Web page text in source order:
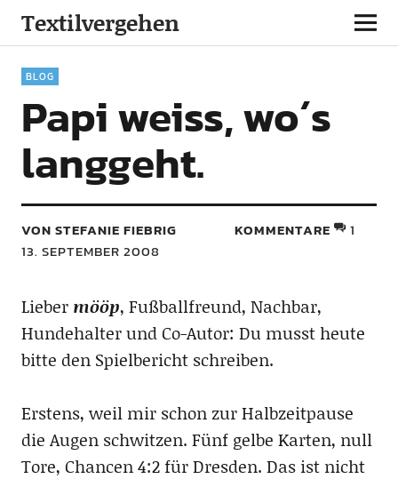
Textilvergehen
BLOG
Papi weiss, wo´s
langgeht.
VON STEFANIE FIEBRIG
13. SEPTEMBER 2008
KOMMENTARE 1
Lieber mööp, Fußballfreund, Nachbar,
Hundehalter und Co-Autor: Du musst heute
bitte den Spielbericht schreiben.
Erstens, weil mir schon zur Halbzeitpause
die Augen schwitzen. Fünf gelbe Karten, null
Tore, Chancen 4:2 für Dresden. Das ist nicht